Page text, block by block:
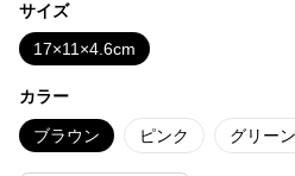
サイズ
17×11×4.6cm
カラー
ブラウン ピンク グリーン